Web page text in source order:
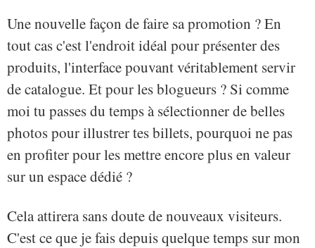
Une nouvelle façon de faire sa promotion ? En
tout cas c'est l'endroit idéal pour présenter des
produits, l'interface pouvant véritablement servir
de catalogue. Et pour les blogueurs ? Si comme
moi tu passes du temps à sélectionner de belles
photos pour illustrer tes billets, pourquoi ne pas
en profiter pour les mettre encore plus en valeur
sur un espace dédié ?
Cela attirera sans doute de nouveaux visiteurs.
C'est ce que je fais depuis quelque temps sur mon